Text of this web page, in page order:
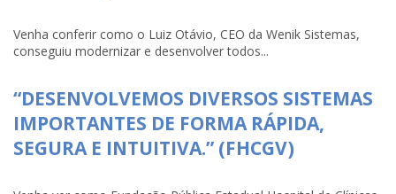
Venha conferir como o Luiz Otávio, CEO da Wenik Sistemas,
conseguiu modernizar e desenvolver todos...
“DESENVOLVEMOS DIVERSOS SISTEMAS
IMPORTANTES DE FORMA RÁPIDA,
SEGURA E INTUITIVA.” (FHCGV)